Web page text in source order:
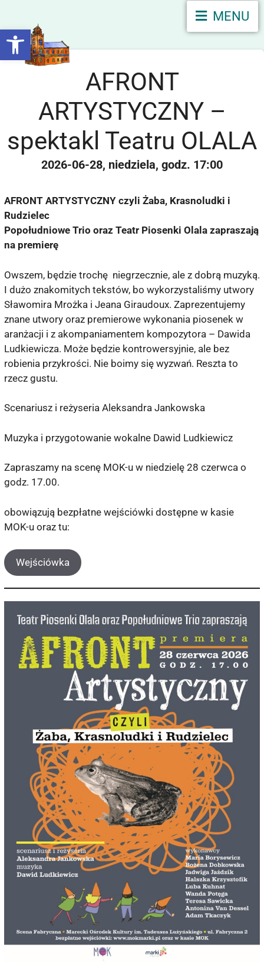
Otwórz pasek narzędzi
MENU
AFRONT
ARTYSTYCZNY –
spektakl Teatru OLALA
2026-06-28 niedziela 17:00
AFRONT ARTYSTYCZNY czyli Żaba, Krasnoludki i
Rudzielec
Popołudniowe Trio oraz Teatr Piosenki Olala zapraszają
na premierę
Owszem, będzie trochę niegrzecznie, ale z dobrą muzyką.
I dużo znakomitych tekstów, bo wykorzystaliśmy utwory
Sławomira Mrożka i Jeana Giraudoux. Zaprezentujemy
znane utwory oraz premierowe wykonania piosenek w
aranżacji i z akompaniamentem kompozytora – Dawida
Ludkiewicza. Może będzie kontrowersyjnie, ale bez
robienia przykrości. Nie boimy się wyzwań. Reszta to
rzecz gustu.
Scenariusz i reżyseria Aleksandra Jankowska
Muzyka i przygotowanie wokalne Dawid Ludkiewicz
Zapraszamy na scenę MOK-u w niedzielę 28 czerwca o
godz. 17.00.
obowiązują bezpłatne wejściówki dostępne w kasie
MOK-u oraz tu:
Wejściówka